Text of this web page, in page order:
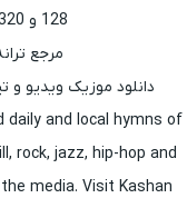
128 و 320 به رسانه ی کاشان موزیک مراجعه کنید
مرجع
دانلود موزیک ویدیو و
daily and local hymns of
rock, jazz, hip-hop and
media. Visit Kashan